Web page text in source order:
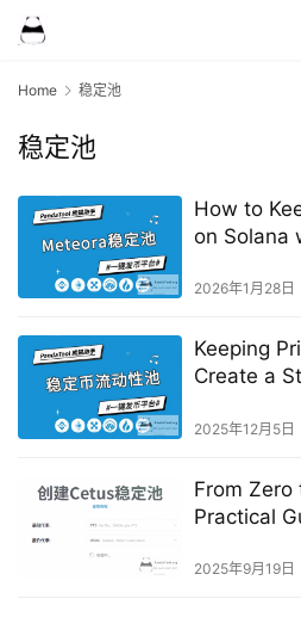
Home 稳定池
稳定池
How to
on Solana
2026年1月28日
Keeping
Create a
2025年12月5日
From
Practical
2025年9月19日